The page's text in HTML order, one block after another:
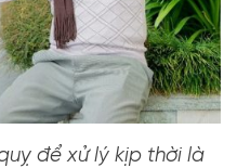
để xử lý kịp thời là